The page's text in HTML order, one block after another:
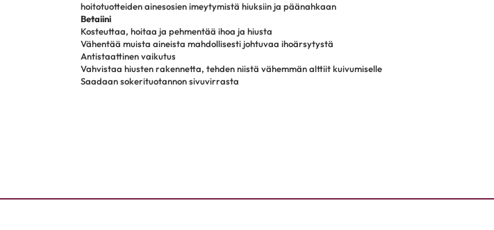
hoitotuotteiden ainesosien imeytymistä hiuksiin ja päänahkaan
Betaiini
Kosteuttaa, hoitaa ja pehmentää ihoa ja hiusta
Vähentää muista aineista mahdollisesti johtuvaa ihoärsytystä
Antistaattinen vaikutus
Vahvistaa hiusten rakennetta, tehden niistä vähemmän alttiit kuivumiselle
Saadaan sokerituotannon sivuvirrasta